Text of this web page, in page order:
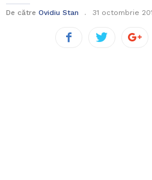
De către Ovidiu Stan 31 octombrie